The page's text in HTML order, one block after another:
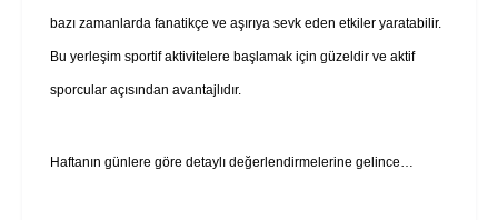
bazı zamanlarda fanatikçe ve aşırıya sevk eden etkiler yaratabilir.
Bu yerleşim sportif aktivitelere başlamak için güzeldir ve aktif
sporcular açısından avantajlıdır.
Haftanın günlere göre detaylı değerlendirmelerine gelince…